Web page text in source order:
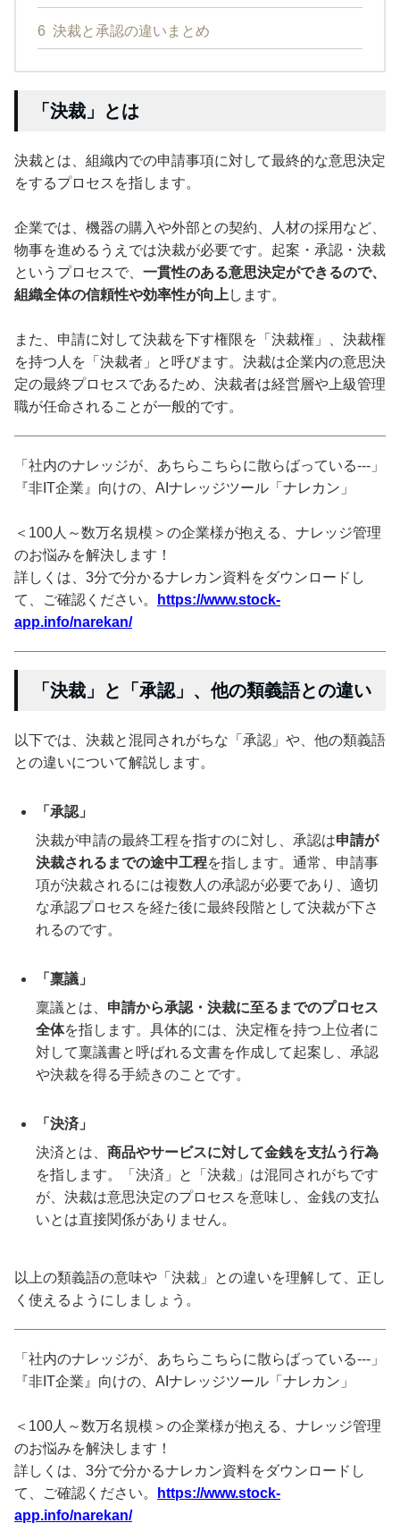
6 決裁と承認の違いまとめ
「決裁」とは
決裁とは、組織内での申請事項に対して最終的な意思決定
をするプロセスを指します。
企業では、機器の購入や外部との契約、人材の採用など、
物事を進めるうえでは決裁が必要です。起案・承認・決裁
というプロセスで、 一貫性のある意思決定ができるので、
組織全体の信頼性や効率性が向上 します。
また、申請に対して決裁を下す権限を「決裁権」、決裁権
を持つ人を「決裁者」と呼びます。決裁は企業内の意思決
定の最終プロセスであるため、決裁者は経営層や上級管理
職が任命されることが一般的です。
「社内のナレッジが、あちらこちらに散らばっている---」
『非IT企業』向けの、AIナレッジツール「ナレカン」
＜100人～数万名規模＞の企業様が抱える、ナレッジ管理
のお悩みを解決します！
詳しくは、3分で分かるナレカン資料をダウンロードし
て、ご確認ください。
https://www.stock-
app.info/narekan/
「決裁」と「承認」、他の類義語との違い
以下では、決裁と混同されがちな「承認」や、他の類義語
との違いについて解説します。
「承認」
決裁が申請の最終工程を指すのに対し、承認は申請が
決裁されるまでの途中工程を指します。通常、申請事
項が決裁されるには複数人の承認が必要であり、適切
な承認プロセスを経た後に最終段階として決裁が下さ
れるのです。
「稟議」
稟議とは、 申請から承認・決裁に至るまでのプロセス
全体を指します。具体的には、決定権を持つ上位者に
対して稟議書と呼ばれる文書を作成して起案し、承認
や決裁を得る手続きのことです。
「決済」
決済とは、 商品やサービスに対して金銭を支払う行為
を指します。「決済」と「決裁」は混同されがちです
が、決裁は意思決定のプロセスを意味し、金銭の支払
いとは直接関係がありません。
以上の類義語の意味や「決裁」との違いを理解して、正し
く使えるようにしましょう。
「社内のナレッジが、あちらこちらに散らばっている---」
『非IT企業』向けの、AIナレッジツール「ナレカン」
＜100人～数万名規模＞の企業様が抱える、ナレッジ管理
のお悩みを解決します！
詳しくは、3分で分かるナレカン資料をダウンロードし
て、ご確認ください。
https://www.stock-
app.info/narekan/